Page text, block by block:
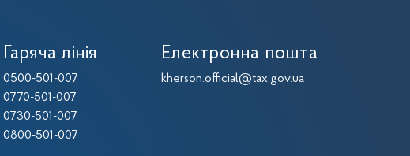
Гаряча лінія
0500-501-007
0770-501-007
0730-501-007
0800-501-007
Електронна пошта
kherson.official@tax.gov.ua